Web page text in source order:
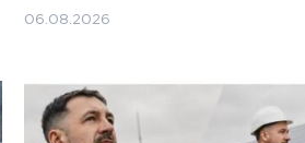
06.08.2026